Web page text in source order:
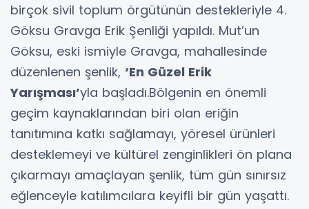
birçok sivil toplum örgütünün destekleriyle 4.
Göksu Gravga Erik Şenliği yapıldı. Mut’un
Göksu, eski ismiyle Gravga, mahallesinde
düzenlenen şenlik, ‘En Güzel Erik
Yarışması’yla başladı.Bölgenin en önemli
geçim kaynaklarından biri olan eriğin
tanıtımına katkı sağlamayı, yöresel ürünleri
desteklemeyi ve kültürel zenginlikleri ön plana
çıkarmayı amaçlayan şenlik, tüm gün sınırsız
eğlenceyle katılımcılara keyifli bir gün yaşattı.